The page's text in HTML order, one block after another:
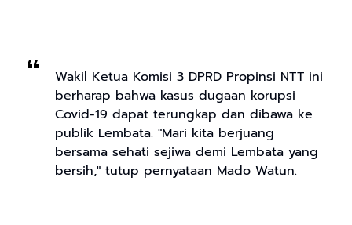
Wakil Ketua Komisi 3 DPRD Propinsi NTT ini
berharap bahwa kasus dugaan korupsi
Covid-19 dapat terungkap dan dibawa ke
publik Lembata. "Mari kita berjuang
bersama sehati sejiwa demi Lembata yang
bersih," tutup pernyataan Mado Watun.